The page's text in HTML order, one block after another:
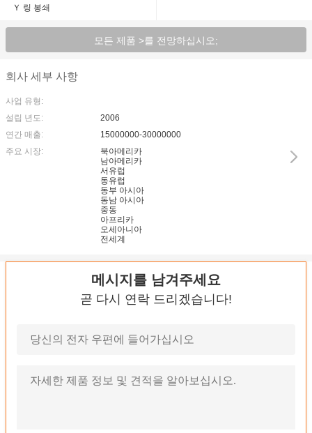
Ｙ 링 봉쇄
모든 제품 >를 전망하십시오;
회사 세부 사항
사업 유형:
설립 년도:
2006
연간 매출:
15000000-30000000
주요 시장:
북아메리카
남아메리카
서유럽
동유럽
동부 아시아
동남 아시아
중동
아프리카
오세아니아
전세계
메시지를 남겨주세요
곧 다시 연락 드리겠습니다!